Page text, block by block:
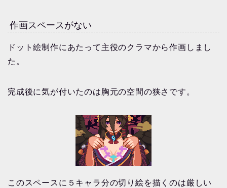
作画スペースがない
ドット絵制作にあたって主役のクラマから作画しまし
た。
完成後に気が付いたのは胸元の空間の狭さです。
このスペースに５キャラ分の切り絵を描くのは厳しい